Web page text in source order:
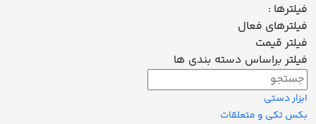
فیلترها :
فیلترهای فعال
فیلتر قیمت
فیلتر براساس دسته بندی ها
ابزار دستی
بکس تکی و متعلقات